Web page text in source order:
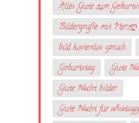
Alles Gute zum
Bildergrüße mit Herzღ
bild kostenlos spruch
Geburtstag
Gute
Gute Nacht bilder
Gute Nacht für